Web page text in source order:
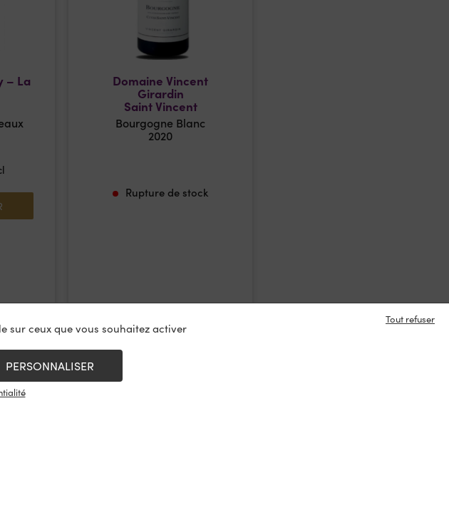
– La Domaine Vincent
Girardin
Saint Vincent
Bourgogne Blanc
2020
Rupture de stock
sur ceux que vous souhaitez activer
Tout refuser
PERSONNALISER